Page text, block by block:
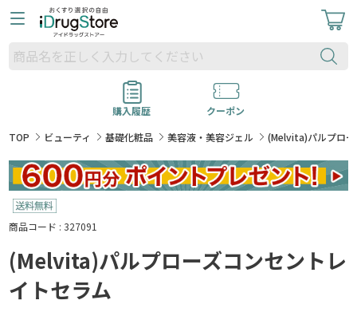
購入履歴
クーポン
TOP
ビューティ 基礎化粧品 美容液・美容ジェル (Melvita)パルプロ
商品コード : 327091
(Melvita)パルプローズコンセントレ
イトセラム